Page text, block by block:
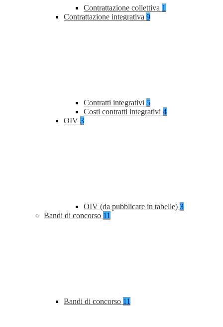
Contrattazione collettiva 1
Contrattazione integrativa 9
Contratti integrativi 5
Costi contratti integrativi 4
OIV 3
OIV (da pubblicare in tabelle) 3
Bandi di concorso 11
Bandi di concorso 11